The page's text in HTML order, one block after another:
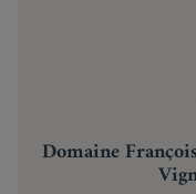
Domaine